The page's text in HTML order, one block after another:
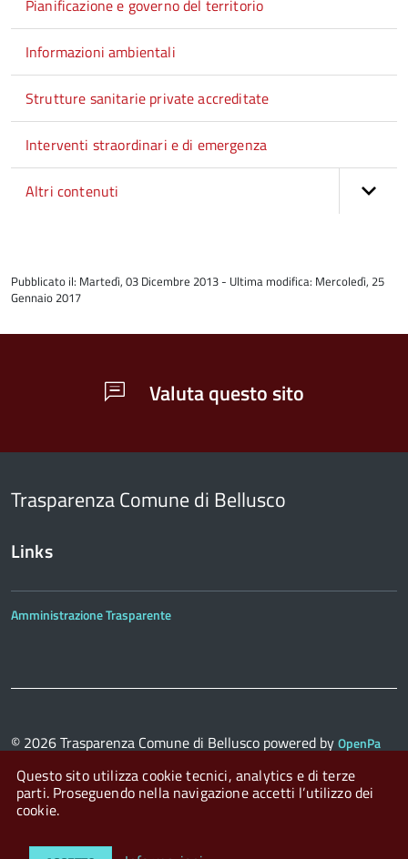
Pianificazione e governo del territorio
Informazioni ambientali
Strutture sanitarie private accreditate
Interventi straordinari e di emergenza
Altri contenuti
del
contenuto
Pubblicato il: Martedì, 03 Dicembre 2013 - Ultima modifica: Mercoledì, 25
Gennaio 2017
Valuta questo sito
Trasparenza Comune di Bellusco
Links
Amministrazione Trasparente
© 2026Trasparenza Comune di Bellusco powered byOpenPa
Questo sito utilizza cookie tecnici, analytics e di terze
parti. Proseguendo nella navigazione accetti l’utilizzo dei
cookie.